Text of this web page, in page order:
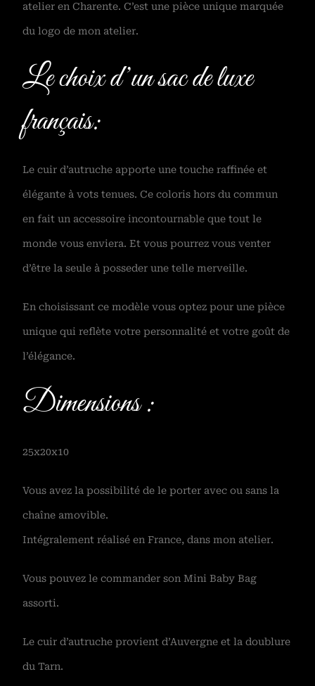
atelier en Charente. C’est une pièce unique marquée
du logo de mon atelier.
Le choix d’un sac de luxe
français:
Le cuir d’autruche apporte une touche raffinée et
élégante à vots tenues. Ce coloris hors du commun
en fait un accessoire incontournable que tout le
monde vous enviera. Et vous pourrez vous venter
d’être la seule à posseder une telle merveille.
En choisissant ce modèle vous optez pour une pièce
unique qui reflète votre personnalité et votre goût de
l’élégance.
Dimensions :
25x20x10
Vous avez la possibilité de le porter avec ou sans la
chaîne amovible.
Intégralement réalisé en France, dans mon atelier.
Vous pouvez le commander son Mini Baby Bag
assorti.
Le cuir d’autruche provient d’Auvergne et la doublure
du Tarn.